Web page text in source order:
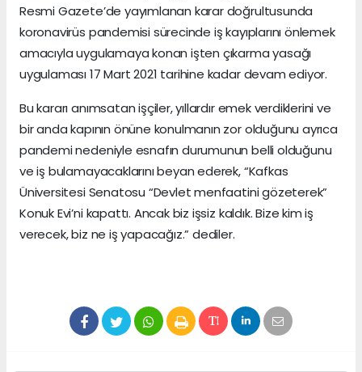
Resmi Gazete’de yayımlanan karar doğrultusunda
koronavirüs pandemisi sürecinde iş kayıplarını önlemek
amacıyla uygulamaya konan işten çıkarma yasağı
uygulaması 17 Mart 2021 tarihine kadar devam ediyor.
Bu kararı anımsatan işçiler, yıllardır emek verdiklerini ve
bir anda kapının önüne konulmanın zor olduğunu ayrıca
pandemi nedeniyle esnafın durumunun belli olduğunu
ve iş bulamayacaklarını beyan ederek, “Kafkas
Üniversitesi Senatosu “Devlet menfaatini gözeterek”
Konuk Evi’ni kapattı. Ancak biz işsiz kaldık. Bize kim iş
verecek, biz ne iş yapacağız.” dediler.